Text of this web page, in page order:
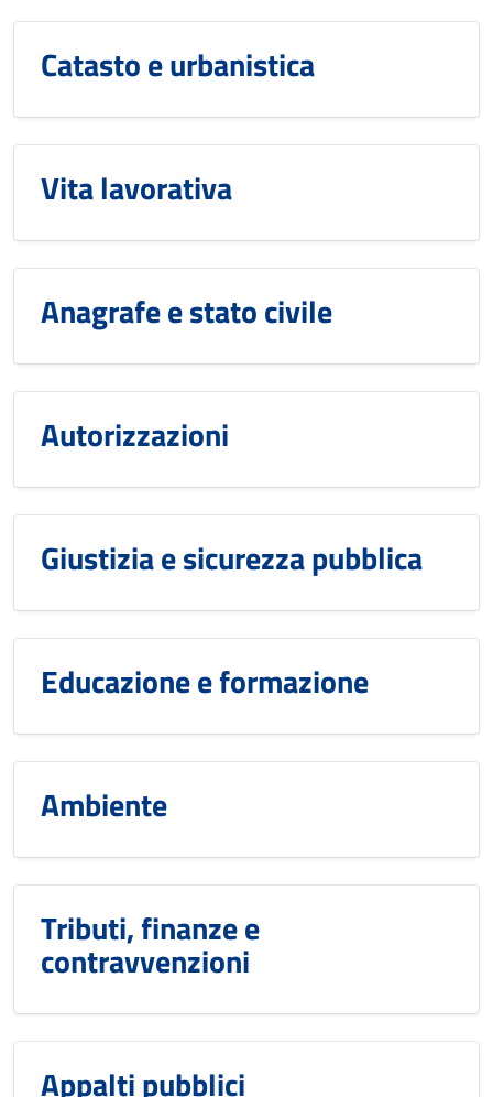
Catasto e urbanistica
Vita lavorativa
Anagrafe e stato civile
Autorizzazioni
Giustizia e sicurezza pubblica
Educazione e formazione
Ambiente
Tributi, finanze e
contravvenzioni
Appalti pubblici